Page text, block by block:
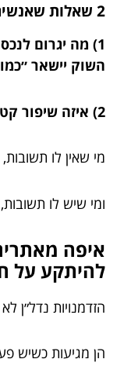
2 שאלות שאנשים שוכחים לשאול (ואז מתפלאים)
1) מה יגרום
השוק יישאר
2) איזה שיפור קטן יכול להזיז מחיר גדול?
מי שאין לו
ומי שיש לו
איפה
להיתקע על
הזדמנויות
הן מגיעות כשיש